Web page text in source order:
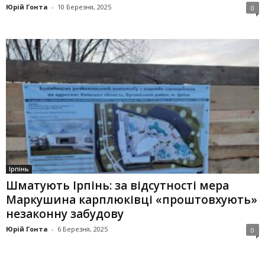
Юрій Гонта - 10 Березня, 2025 0
Ірпінь
Шматують Ірпінь: за відсутності мера
Маркушина карплюківці «проштовхують»
незаконну забудову
Юрій Гонта - 6 Березня, 2025 0